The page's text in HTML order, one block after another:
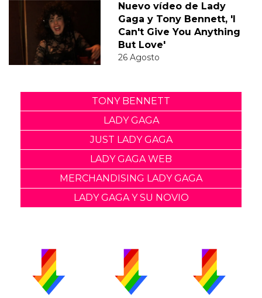
Nuevo vídeo de Lady
Gaga y Tony Bennett, 'I
Can't Give You Anything
But Love'
26 Agosto
TONY BENNETT
LADY GAGA
JUST LADY GAGA
LADY GAGA WEB
MERCHANDISING LADY GAGA
LADY GAGA Y SU NOVIO